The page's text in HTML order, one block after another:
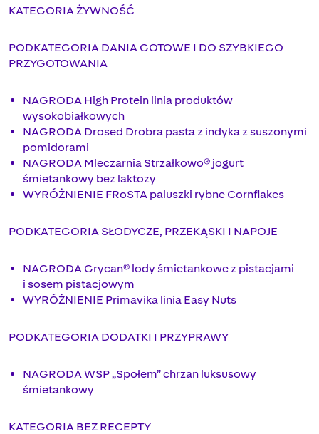
KATEGORIA ŻYWNOŚĆ
PODKATEGORIA DANIA GOTOWE I DO SZYBKIEGO
PRZYGOTOWANIA
NAGRODA High Protein linia produktów
wysokobiałkowych
NAGRODA Drosed Drobra pasta z indyka z suszonymi
pomidorami
NAGRODA Mleczarnia Strzałkowo® jogurt
śmietankowy bez laktozy
WYRÓŻNIENIE FRoSTA paluszki rybne Cornflakes
PODKATEGORIA SŁODYCZE, PRZEKĄSKI I NAPOJE
NAGRODA Grycan® lody śmietankowe z pistacjami
i sosem pistacjowym
WYRÓŻNIENIE Primavika linia Easy Nuts
PODKATEGORIA DODATKI I PRZYPRAWY
NAGRODA WSP „Społem” chrzan luksusowy
śmietankowy
KATEGORIA BEZ RECEPTY